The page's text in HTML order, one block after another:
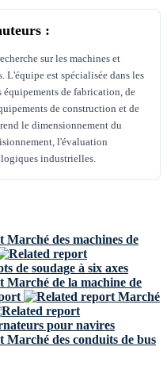
:
sur les machines et
L'équipe est spécialisée dans les
équipements de fabrication, de
de construction et de
le dimensionnement du
l'évaluation
industrielles.
Marché des machines de
de soudage à six axes
Marché de la machine de
Marché
pour navires
Marché des conduits de bus